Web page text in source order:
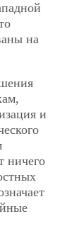
на
и
ничего